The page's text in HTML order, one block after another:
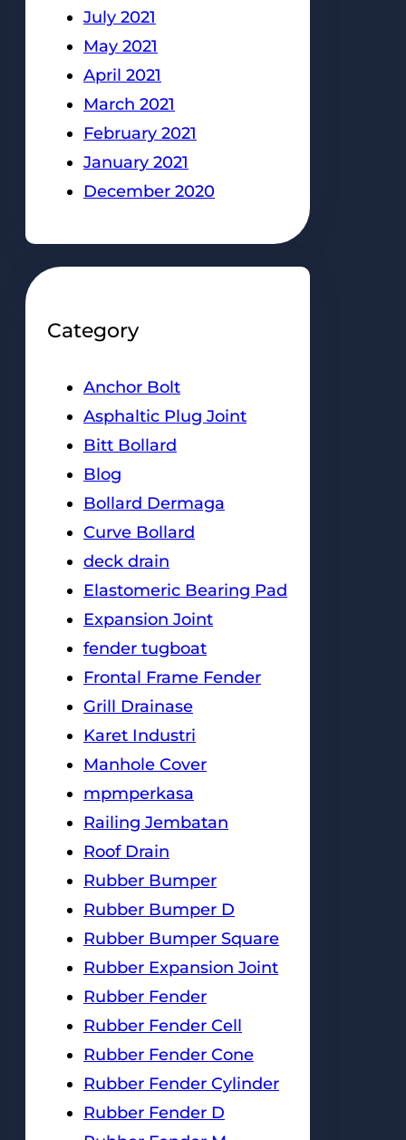
July 2021
May 2021
April 2021
March 2021
February 2021
January 2021
December 2020
Category
Anchor Bolt
Asphaltic Plug Joint
Bitt Bollard
Blog
Bollard Dermaga
Curve Bollard
deck drain
Elastomeric Bearing Pad
Expansion Joint
fender tugboat
Frontal Frame Fender
Grill Drainase
Karet Industri
Manhole Cover
mpmperkasa
Railing Jembatan
Roof Drain
Rubber Bumper
Rubber Bumper D
Rubber Bumper Square
Rubber Expansion Joint
Rubber Fender
Rubber Fender Cell
Rubber Fender Cone
Rubber Fender Cylinder
Rubber Fender D